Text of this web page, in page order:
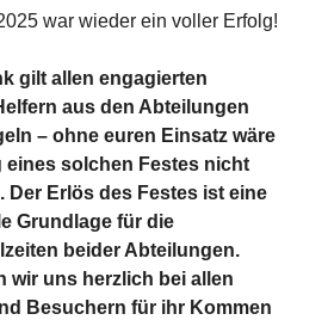
war wieder ein voller Erfolg!
gilt allen engagierten
aus den Abteilungen
– ohne euren Einsatz wäre
solchen Festes nicht
Der Erlös des Festes ist eine
Grundlage für die
beider Abteilungen.
wir uns herzlich bei allen
Besuchern für ihr Kommen